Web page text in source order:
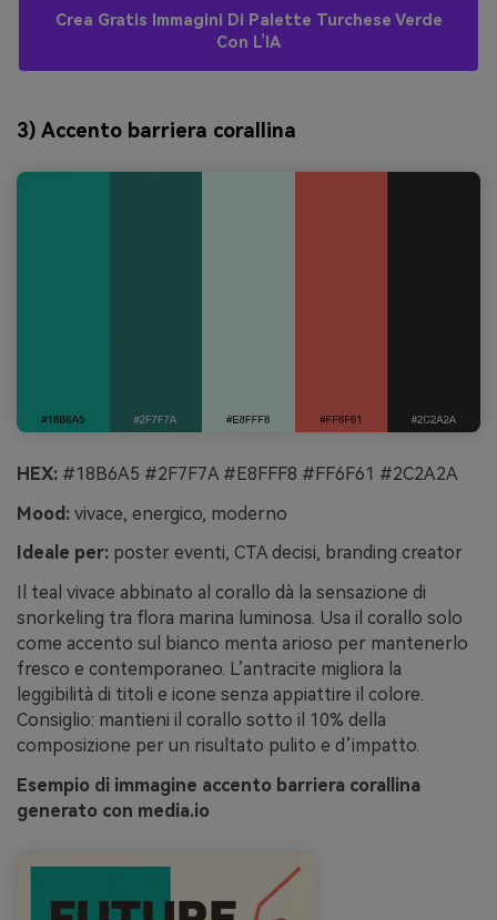
Crea Gratis Immagini Di Palette Turchese Verde
Con L’IA
3) Accento barriera corallina
HEX: #18B6A5 #2F7F7A #E8FFF8 #FF6F61 #2C2A2A
Mood: vivace, energico, moderno
Ideale per: poster eventi, CTA decisi, branding creator
Il teal vivace abbinato al corallo dà la sensazione di
snorkeling tra flora marina luminosa. Usa il corallo solo
come accento sul bianco menta arioso per mantenerlo
fresco e contemporaneo. L’antracite migliora la
leggibilità di titoli e icone senza appiattire il colore.
Consiglio: mantieni il corallo sotto il 10% della
composizione per un risultato pulito e d’impatto.
Esempio di immagine accento barriera corallina
generato con media.io